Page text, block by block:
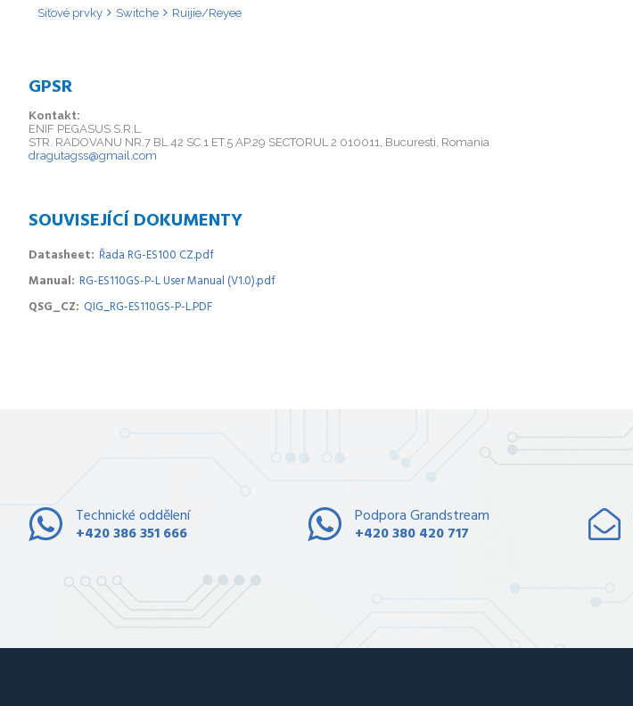
Síťové prvky Switche Ruijie/Reyee
GPSR
Kontakt:
ENIF PEGASUS S.R.L.
STR. RADOVANU NR.7 BL.42 SC.1 ET.5 AP.29 SECTORUL 2 010011, Bucuresti, Romania
dragutagss@gmail.com
SOUVISEJÍCÍ DOKUMENTY
Datasheet Řada RG-ES100 CZ.pdf
Manual RG-ES110GS-P-L User Manual (V1.0).pdf
QSG_CZ QIG_RG-ES110GS-P-L.PDF
Technické oddělení
+420 386 351 666
Podpora Grandstream
+420 380 420 717